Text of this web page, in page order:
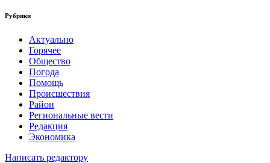
Рубрики
Актуально
Горячее
Общество
Погода
Помощь
Происшествия
Район
Региональные вести
Редакция
Экономика
Написать редактору